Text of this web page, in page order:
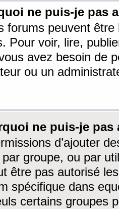
ne puis-je pas
forums peuvent être
Pour voir, lire,
avez besoin de
ou un
ne puis-je
d’ajouter
groupe, ou par
être pas autorisé
spécifique dans
certains groupes